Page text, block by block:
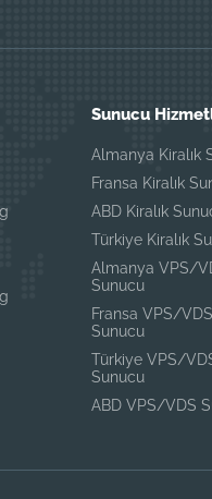
Sunucu
Almanya Kiralık
Fransa Kiralık
ABD Kiralık
Türkiye Kiralık
Almanya VPS/
Sunucu
Fransa VPS/VDS
Sunucu
Türkiye VPS/
Sunucu
ABD VPS/VDS